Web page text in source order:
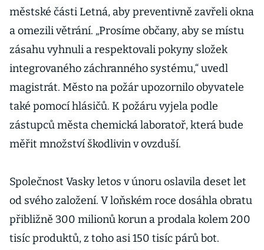
městské části Letná, aby preventivně zavřeli okna
a omezili větrání. „Prosíme občany, aby se místu
zásahu vyhnuli a respektovali pokyny složek
integrovaného záchranného systému,“ uvedl
magistrát. Město na požár upozornilo obyvatele
také pomocí hlásičů. K požáru vyjela podle
zástupců města chemická laboratoř, která bude
měřit množství škodlivin v ovzduší.
Společnost Vasky letos v únoru oslavila deset let
od svého založení. V loňském roce dosáhla obratu
přibližně 300 milionů korun a prodala kolem 200
tisíc produktů, z toho asi 150 tisíc párů bot.